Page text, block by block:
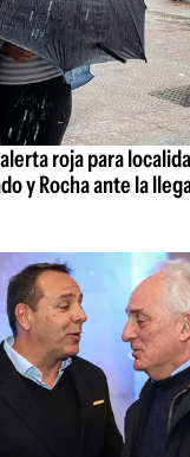
roja para
y Rocha ante la